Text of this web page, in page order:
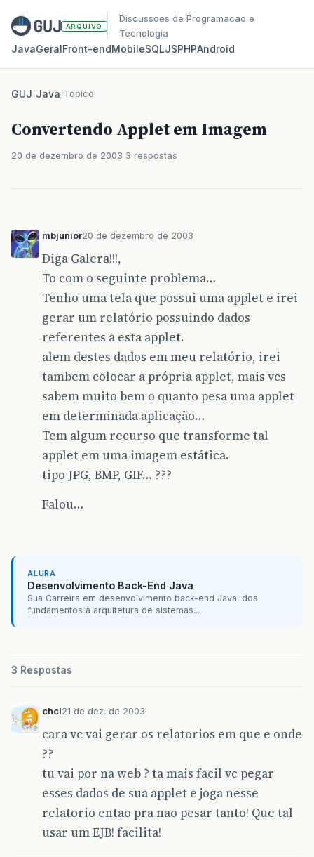
ARQUIVO
Discussoes de Programacao e
Tecnologia
JavaGeralFront‑endMobileSQLJSPHPAndroid
GUJ/Java/Topico
Convertendo Applet em Imagem
20 de dezembro de 2003 3 respostas
mbjunior20 de dezembro de 2003
Diga Galera!!!,
To com o seguinte problema…
Tenho uma tela que possui uma applet e irei
gerar um relatório possuindo dados
referentes a esta applet.
alem destes dados em meu relatório, irei
tambem colocar a própria applet, mais vcs
sabem muito bem o quanto pesa uma applet
em determinada aplicação…
Tem algum recurso que transforme tal
applet em uma imagem estática.
tipo JPG, BMP, GIF… ???
Falou…
ALURA
Desenvolvimento Back-End Java
Sua Carreira em desenvolvimento back-end Java: dos
fundamentos à arquitetura de sistemas...
3 Respostas
chcl21 de dez. de 2003
cara vc vai gerar os relatorios em que e onde
??
tu vai por na web ? ta mais facil vc pegar
esses dados de sua applet e joga nesse
relatorio entao pra nao pesar tanto! Que tal
usar um EJB! facilita!